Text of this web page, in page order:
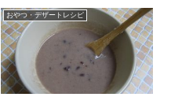
んです。あのお魚の形になんと
も魅かれるみたい！ 『タピオカ
粉末』 50g、薄力粉 50g、ベ
ーキング...
おやつ・デザートレシピ